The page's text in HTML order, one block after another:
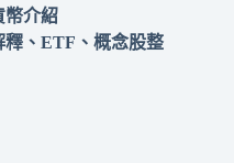
幣介紹
釋、ETF、概念股整